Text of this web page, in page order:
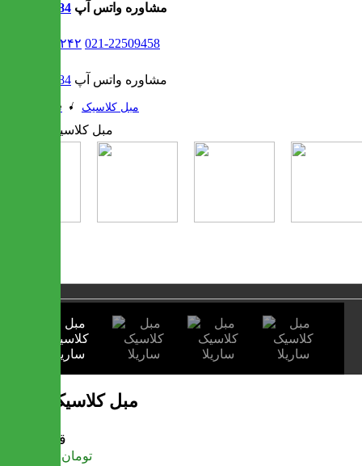
09302308484 مشاوره واتس آپ
021-۹۱۳۰۶۲۴۲ 021-22509458
09302308484 مشاوره واتس آپ
مبل / مبل کلاسیک
مبل کلاسیک ساریلا
قیمت
تومان